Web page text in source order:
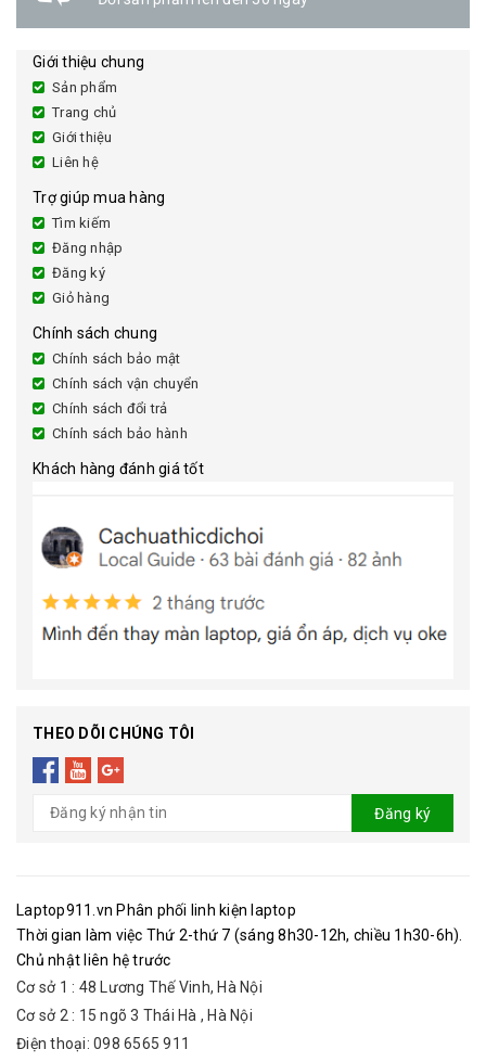
Giới thiệu chung
Sản phẩm
Trang chủ
Giới thiệu
Liên hệ
Trợ giúp mua hàng
Tìm kiếm
Đăng nhập
Đăng ký
Giỏ hàng
Chính sách chung
Chính sách bảo mật
Chính sách vận chuyển
Chính sách đổi trả
Chính sách bảo hành
Khách hàng đánh giá tốt
THEO DÕI CHÚNG TÔI
Đăng ký
Laptop911.vn Phân phối linh kiện laptop
Thời gian làm việc Thứ 2-thứ 7 (sáng 8h30-12h, chiều 1h30-6h).
Chủ nhật liên hệ trước
Cơ sở 1 : 48 Lương Thế Vinh, Hà Nội
Cơ sở 2 : 15 ngõ 3 Thái Hà , Hà Nội
Điện thoại: 098 6565 911